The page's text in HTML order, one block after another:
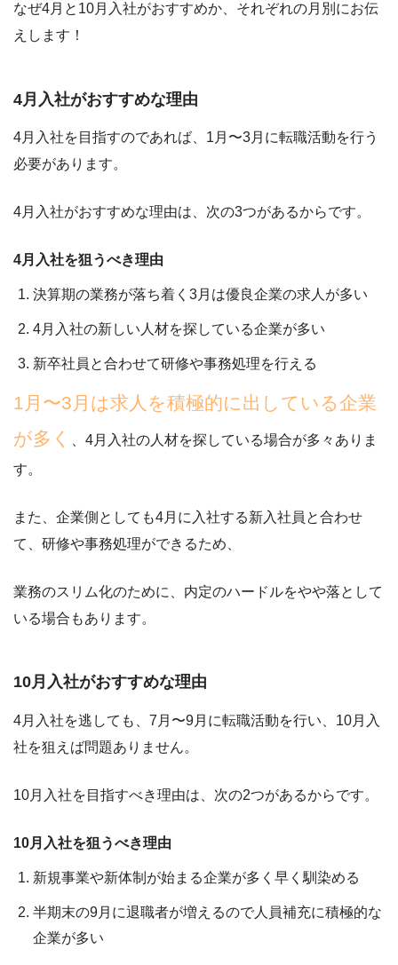
なぜ4月と10月入社がおすすめか、それぞれの月別にお伝
えします！
4月入社がおすすめな理由
4月入社を目指すのであれば、1月〜3月に転職活動を行う
必要があります。
4月入社がおすすめな理由は、次の3つがあるからです。
4月入社を狙うべき理由
決算期の業務が落ち着く3月は優良企業の求人が多い
4月入社の新しい人材を探している企業が多い
新卒社員と合わせて研修や事務処理を行える
1月〜3月は求人を積極的に出している企業
が多く
、4月入社の人材を探している場合が多々ありま
す。
また、企業側としても4月に入社する新入社員と合わせ
て、研修や事務処理ができるため、
業務のスリム化のために、内定のハードルをやや落として
いる場合もあります。
10月入社がおすすめな理由
4月入社を逃しても、7月〜9月に転職活動を行い、10月入
社を狙えば問題ありません。
10月入社を目指すべき理由は、次の2つがあるからです。
10月入社を狙うべき理由
新規事業や新体制が始まる企業が多く早く馴染める
半期末の9月に退職者が増えるので人員補充に積極的な
企業が多い